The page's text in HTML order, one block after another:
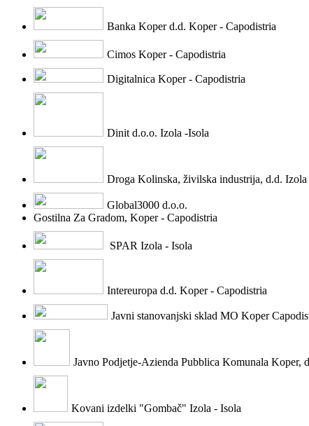
Banka Koper d.d. Koper - Capodistria
Cimos Koper - Capodistria
Digitalnica Koper - Capodistria
Dinit d.o.o. Izola -Isola
Droga Kolinska, živilska industrija, d.d. Izola
Global3000 d.o.o.
Gostilna Za Gradom, Koper - Capodistria
SPAR Izola - Isola
Intereuropa d.d. Koper - Capodistria
Javni stanovanjski sklad MO Koper
Javno Podjetje-Azienda Pubblica Komunala Koper,
Kovani izdelki "Gombač" Izola - Isola